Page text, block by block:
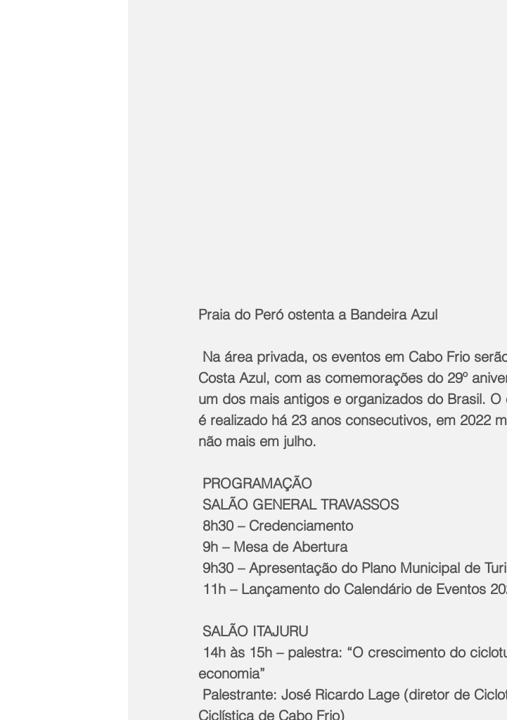
Praia do Peró ostenta a Bandeira Azul
Costa Azul, com as comemorações do 29º
um dos mais antigos e organizados do Brasil.
é realizado há 23 anos consecutivos, em 2022
não mais em julho.
PROGRAMAÇÃO
SALÃO GENERAL TRAVASSOS
8h30 – Credenciamento
9h – Mesa de Abertura
9h30 – Apresentação do Plano Municipal de
11h – Lançamento do Calendário de Eventos
SALÃO ITAJURU
economia”
Ciclística de Cabo Frio)